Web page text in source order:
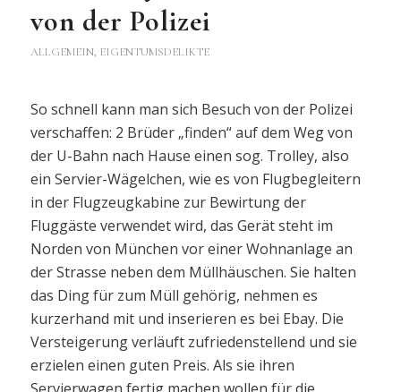
von der Polizei
ALLGEMEIN, EIGENTUMSDELIKTE
So schnell kann man sich Besuch von der Polizei
verschaffen: 2 Brüder „finden“ auf dem Weg von
der U-Bahn nach Hause einen sog. Trolley, also
ein Servier-Wägelchen, wie es von Flugbegleitern
in der Flugzeugkabine zur Bewirtung der
Fluggäste verwendet wird, das Gerät steht im
Norden von München vor einer Wohnanlage an
der Strasse neben dem Müllhäuschen. Sie halten
das Ding für zum Müll gehörig, nehmen es
kurzerhand mit und inserieren es bei Ebay. Die
Versteigerung verläuft zufriedenstellend und sie
erzielen einen guten Preis. Als sie ihren